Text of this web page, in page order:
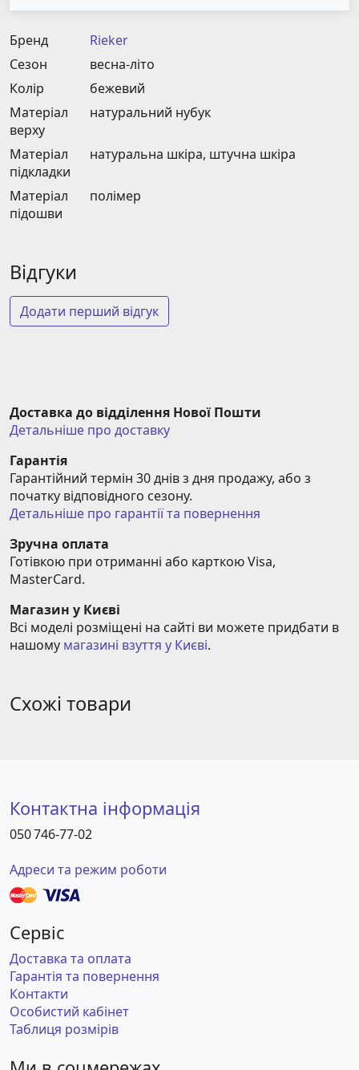
Бренд
Rieker
Сезон
весна-літо
Колір
бежевий
Матеріал
верху
натуральний нубук
Матеріал
підкладки
натуральна шкіра, штучна шкіра
Матеріал
підошви
полімер
Відгуки
Додати перший відгук
Доставка до відділення Нової Пошти
Детальніше про доставку
Гарантія
Гарантійний термін 30 днів з дня продажу, або з
початку відповідного сезону.
Детальніше про гарантії та повернення
Зручна оплата
Готівкою при отриманні або карткою Visa,
MasterCard.
Магазин у Києві
Всі моделі розміщені на сайті ви можете придбати в
нашому магазині взуття у Києві.
Схожі товари
Контактна інформація
050 746-77-02
Адреси та режим роботи
Сервіс
Доставка та оплата
Гарантія та повернення
Контакти
Особистий кабінет
Таблиця розмірів